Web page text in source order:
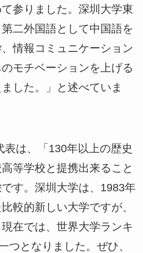
参りました。深圳大学東
二外国語として中国語を
情報コミュニケーション
モチベーションを上げる
した。」と述べていま
は、「130年以上の歴史
等学校と提携出来ること
す。深圳大学は、1983年
較的新しい大学ですが、
在では、世界大学ランキ
つとなりました。ぜひ、